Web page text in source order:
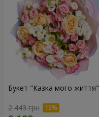
Букет "Казка мого життя"
2 443 грн